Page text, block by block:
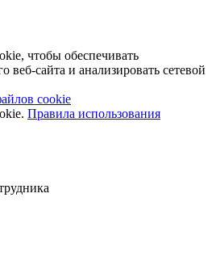
чтобы обеспечивать
веб-сайта и анализировать сетевой
cookie
Правила использования